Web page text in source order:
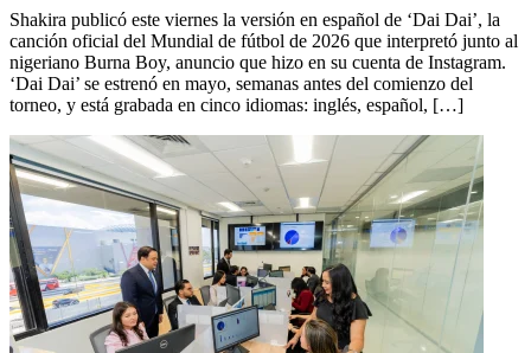
Shakira publicó este viernes la versión en español de ‘Dai Dai’, la
canción oficial del Mundial de fútbol de 2026 que interpretó junto al
nigeriano Burna Boy, anuncio que hizo en su cuenta de Instagram.
‘Dai Dai’ se estrenó en mayo, semanas antes del comienzo del
torneo, y está grabada en cinco idiomas: inglés, español, […]